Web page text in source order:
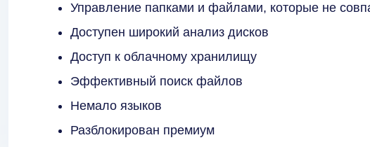
Управление папками и файлами, которые не
Доступен широкий анализ дисков
Доступ к облачному хранилищу
Эффективный поиск файлов
Немало языков
Разблокирован премиум